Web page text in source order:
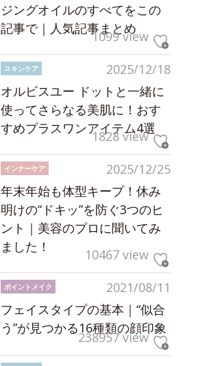
ジングオイルのすべてをこの
記事で｜人気記事まとめ
1099 view
2025/12/18
スキンケア
オルビスユー ドットと一緒に
使ってさらなる美肌に！おす
すめプラスワンアイテム4選
1828 view
2025/12/25
インナーケア
年末年始も体型キープ！休み
明けの“ドキッ”を防ぐ3つのヒ
ント｜美容のプロに聞いてみ
ました！
10467 view
2021/08/11
ポイントメイク
フェイスタイプの基本｜“似合
う”が見つかる16種類の顔印象
238957 view